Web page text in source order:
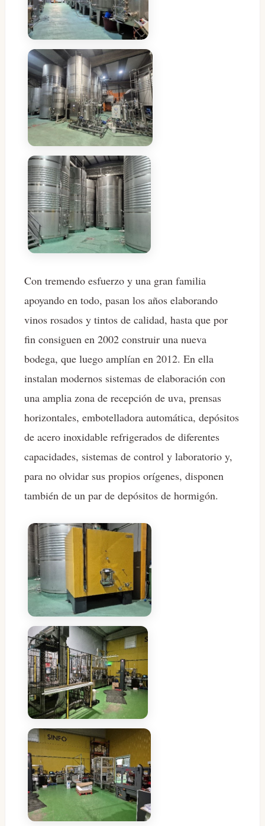
Con tremendo esfuerzo y una gran familia
apoyando en todo, pasan los años elaborando
vinos rosados y tintos de calidad, hasta que por
fin consiguen en 2002 construir una nueva
bodega, que luego amplían en 2012. En ella
instalan modernos sistemas de elaboración con
una amplia zona de recepción de uva, prensas
horizontales, embotelladora automática, depósitos
de acero inoxidable refrigerados de diferentes
capacidades, sistemas de control y laboratorio y,
para no olvidar sus propios orígenes, disponen
también de un par de depósitos de hormigón.